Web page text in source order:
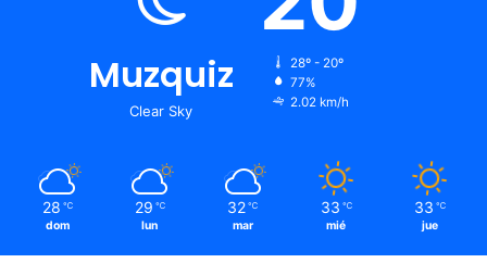
Muzquiz
Clear Sky
28º - 20º
77%
2.02 km/h
28 ℃
dom
29 ℃
lun
32 ℃
mar
33 ℃
mié
33 ℃
jue